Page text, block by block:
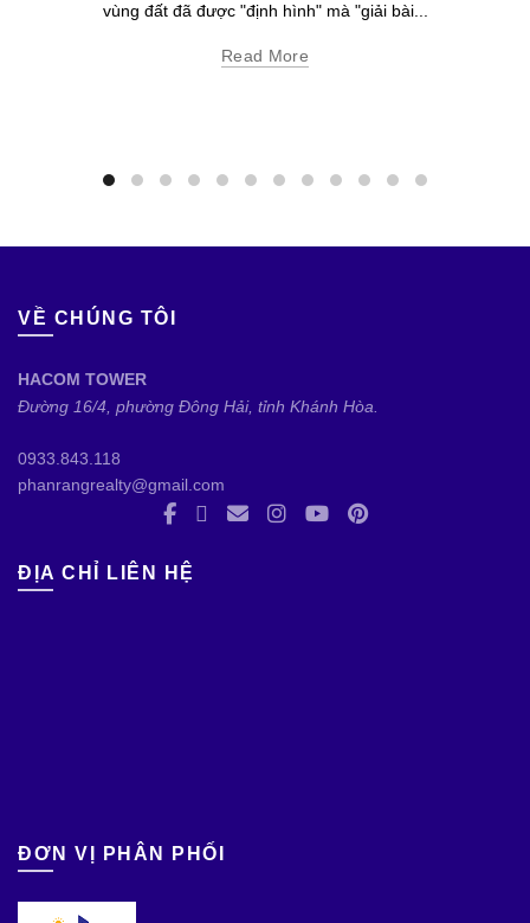
vùng đất đã được "định hình" mà "giải bài...
Read More
VỀ CHÚNG TÔI
HACOM TOWER
Đường 16/4, phường Đông Hải, tỉnh Khánh Hòa.
0933.843.118
phanrangrealty@gmail.com
ĐỊA CHỈ LIÊN HỆ
ĐƠN VỊ PHÂN PHỐI